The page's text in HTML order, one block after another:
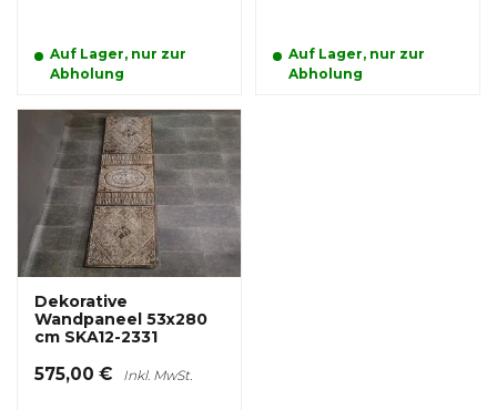
Auf Lager, nur zur
Abholung
Auf Lager, nur zur
Abholung
Dekorative
Wandpaneel 53x280
cm SKA12-2331
575,00 € Inkl. MwSt.